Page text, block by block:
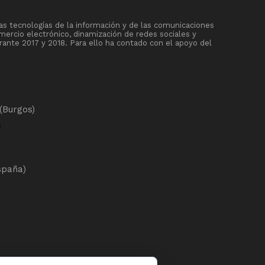
tecnologías de la información y de las comunicaciones
electrónico, dinamización de redes sociales y
2017 y 2018. Para ello ha contado con el apoyo del
(Burgos)